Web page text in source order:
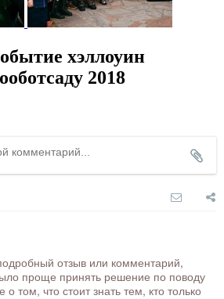
хэллоуин
2018
отзыв или комментарий,
проще принять решение по поводу
том, что стоит знать тем, кто только